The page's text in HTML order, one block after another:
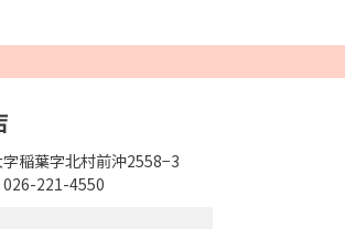
稲葉字北村前沖2558−3
026-221-4550